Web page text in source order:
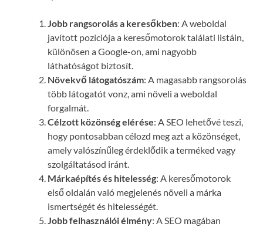
Jobb rangsorolás a keresőkben: A weboldal
javított pozíciója a keresőmotorok találati listáin,
különösen a Google-on, ami nagyobb
láthatóságot biztosít.
Növekvő látogatószám: A magasabb rangsorolás
több látogatót vonz, ami növeli a weboldal
forgalmát.
Célzott közönség elérése: A SEO lehetővé teszi,
hogy pontosabban célozd meg azt a közönséget,
amely valószínűleg érdeklődik a terméked vagy
szolgáltatásod iránt.
Márkaépítés és hitelesség: A keresőmotorok
első oldalán való megjelenés növeli a márka
ismertségét és hitelességét.
Jobb felhasználói élmény: A SEO magában